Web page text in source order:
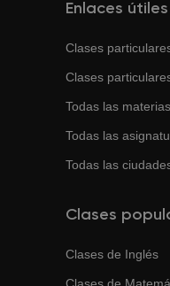
Enlaces útiles
Clases
Clases
Todas las materias
Todas las
Todas las
Clases
Clases de Inglés